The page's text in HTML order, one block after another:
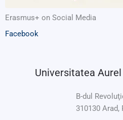
Erasmus+ on Social Media
Facebook
Universitatea
B-dul
310130 Arad,